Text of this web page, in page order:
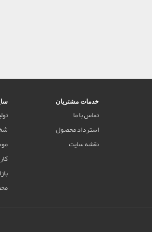
خدمات مشتریان
تماس با ما
استرداد محصول
نقشه سایت